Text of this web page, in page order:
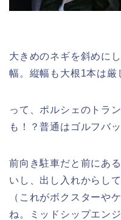
大きめのネギを斜めに
幅。縦幅も大根1本は厳
って、ポルシェのトラ
も！？普通はゴルフバ
前向き駐車だと前にあ
いし、出し入れからして
（これがボクスターや
ね。ミッドシップエン